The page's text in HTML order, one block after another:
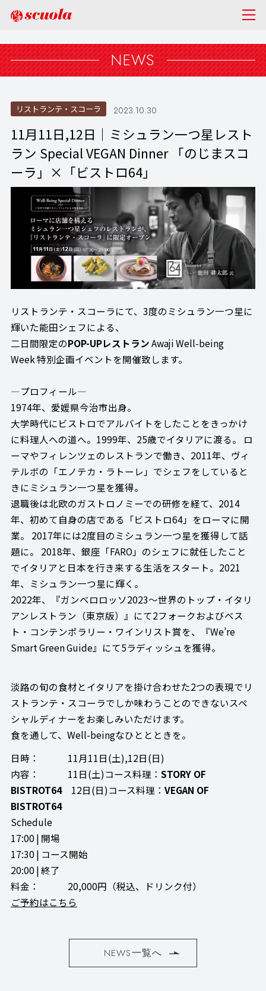
NEWS
リストランテ・スコーラ 2023.10.30
11月11日,12日｜ミシュラン一つ星レスト
ラン Special VEGAN Dinner 「のじまスコ
ーラ」×「ビストロ64」
リストランテ・スコーラにて、3度のミシュラン一つ星に
輝いた能田シェフによる、
二日間限定のPOP-UPレストランAwaji Well-being
Week 特別企画イベントを開催致します。
—プロフィール—
1974年、愛媛県今治市出身。
大学時代にビストロでアルバイトをしたことをきっかけ
に料理人への道へ。1999年、25歳でイタリアに渡る。 ロ
ーマやフィレンツェのレストランで働き、2011年、ヴィ
テルボの「エノテカ・ラトーレ」でシェフをしていると
きにミシュラン一つ星を獲得。
退職後は北欧のガストロノミーでの研修を経て、2014
年、初めて自身の店である「ビストロ64」をローマに開
業。 2017年には2度目のミシュラン一つ星を獲得して話
題に。 2018年、銀座「FARO」のシェフに就任したこと
でイタリアと日本を行き来する生活をスタート。2021
年、ミシュラン一つ星に輝く。
2022年、『ガンベロロッソ2023～世界のトップ・イタリ
アンレストラン（東京版）』にて2フォークおよびベス
ト・コンテンポラリー・ワインリスト賞を、『We’re
Smart Green Guide』にて5ラディッシュを獲得。
淡路の旬の食材とイタリアを掛け合わせた2つの表現でリ
ストランテ・スコーラでしか味わうことのできないスペ
シャルディナーをお楽しみいただけます。
食を通して、Well-beingなひととときを。
日時： 11月11日(土),12日(日)
内容： 11日(土)コース料理： STORY OF
BISTROT6412日(日)コース料理： VEGAN OF
BISTROT64
Schedule
17:00 | 開場
17:30 | コース開始
20:00 | 終了
料金： 20,000円（税込、ドリンク付）
ご予約はこちら
NEWS一覧へ